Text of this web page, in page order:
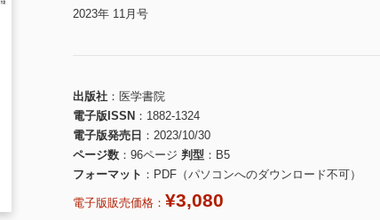
2023年 11月号
出版社
医学書院
電子版ISSN
1882-1324
電子版発売日
2023/10/30
ページ数
96ページ 判型
B5
フォーマット
PDF（パソコンへのダウンロード不可）
電子版販売価格： ¥3,080